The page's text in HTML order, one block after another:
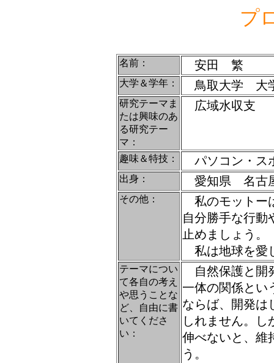
プ
名前： 安田 繁
大学＆学年： 鳥取大学 大
研究テーマま
たは興味のあ
る研究テー
マ：
広域水収支
趣味＆特技： パソコン・ス
出身： 愛知県 名古
その他：
私のモットー
自分勝手な行動
止めましょう。
私は地球を愛
テーマについ
て各自の考え
や思うことな
ど、自由に書
いてくださ
い：
自然保護と開
一体の関係とい
ならば、開発は
しれません。し
伸べないと、維
う。